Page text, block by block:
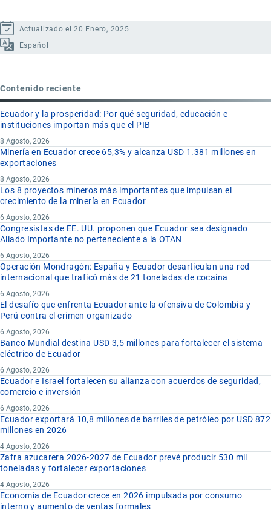
Actualizado el 20 Enero, 2025
Español
Contenido reciente
Ecuador y la prosperidad: Por qué seguridad, educación e
instituciones importan más que el PIB
8 Agosto, 2026
Minería en Ecuador crece 65,3% y alcanza USD 1.381 millones en
exportaciones
8 Agosto, 2026
Los 8 proyectos mineros más importantes que impulsan el
crecimiento de la minería en Ecuador
6 Agosto, 2026
Congresistas de EE. UU. proponen que Ecuador sea designado
Aliado Importante no perteneciente a la OTAN
6 Agosto, 2026
Operación Mondragón: España y Ecuador desarticulan una red
internacional que traficó más de 21 toneladas de cocaína
6 Agosto, 2026
El desafío que enfrenta Ecuador ante la ofensiva de Colombia y
Perú contra el crimen organizado
6 Agosto, 2026
Banco Mundial destina USD 3,5 millones para fortalecer el sistema
eléctrico de Ecuador
6 Agosto, 2026
Ecuador e Israel fortalecen su alianza con acuerdos de seguridad,
comercio e inversión
6 Agosto, 2026
Ecuador exportará 10,8 millones de barriles de petróleo por USD 872
millones en 2026
4 Agosto, 2026
Zafra azucarera 2026-2027 de Ecuador prevé producir 530 mil
toneladas y fortalecer exportaciones
4 Agosto, 2026
Economía de Ecuador crece en 2026 impulsada por consumo
interno y aumento de ventas formales